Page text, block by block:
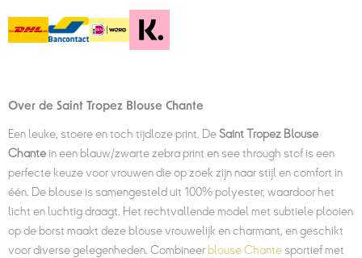
Over de Saint Tropez Blouse Chante
Een leuke, stoere en toch tijdloze print. De Saint Tropez Blouse
Chantein een blauw/zwarte zebra print en see through stof is een
perfecte keuze voor vrouwen die op zoek zijn naar stijl en comfort in
één. De blouse is samengesteld uit 100% polyester, waardoor het
licht en luchtig draagt. Het rechtvallende model met subtiele plooien
op de borst maakt deze blouse vrouwelijk en charmant, en geschikt
voor diverse gelegenheden. Combineer blouse Chante sportief met